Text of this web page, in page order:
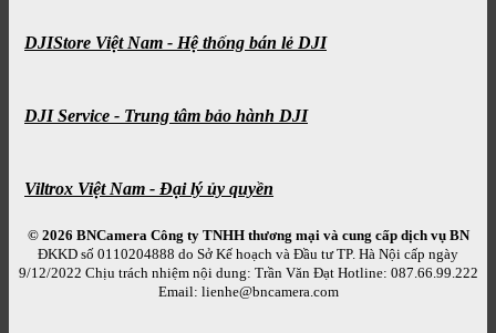
DJIStore Việt Nam - Hệ thống bán lẻ DJI
DJI Service - Trung tâm bảo hành DJI
Viltrox Việt Nam - Đại lý ủy quyền
© 2026 BNCamera Công ty TNHH thương mại và cung cấp dịch vụ BN
ĐKKD số 0110204888 do Sở Kế hoạch và Đầu tư TP. Hà Nội cấp ngày
9/12/2022 Chịu trách nhiệm nội dung: Trần Văn Đạt Hotline: 087.66.99.222
Email: lienhe@bncamera.com